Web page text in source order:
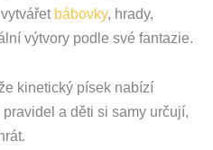
bábovky, hrady,
výtvory podle své fantazie.
kinetický písek nabízí
a děti si samy určují,